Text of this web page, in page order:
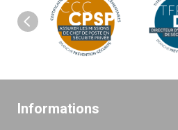
Informations